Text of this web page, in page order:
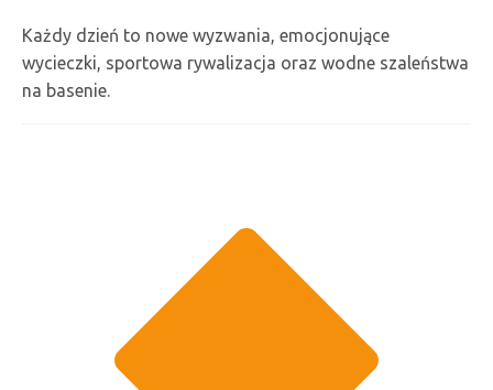
Każdy dzień to nowe wyzwania, emocjonujące
wycieczki, sportowa rywalizacja oraz wodne szaleństwa
na basenie.